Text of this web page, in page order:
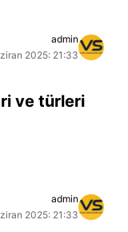
admin
2025: 21:33
ve türleri
admin
2025: 21:33